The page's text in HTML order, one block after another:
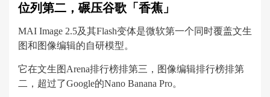
位列第二，碾压谷歌「香蕉」
MAI Image 2.5及其Flash变体是微软第一个同时覆盖文生
图和图像编辑的自研模型。
它在文生图Arena排行榜排第三，图像编辑排行榜排第
二，超过了Google的Nano Banana Pro。